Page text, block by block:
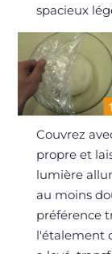
spacieux
Couvrez
propre et
lumière
au moins
préférence
l'étalement